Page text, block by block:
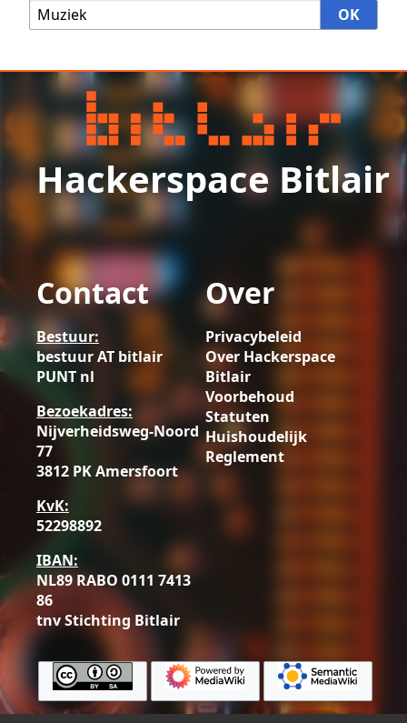
Hackerspace Bitlair
Contact
Bestuur:
bestuur AT bitlair
PUNT nl
Bezoekadres:
Nijverheidsweg-Noord
77
3812 PK Amersfoort
KvK:
52298892
IBAN:
NL89 RABO 0111 7413
86
tnv Stichting Bitlair
Over
Privacybeleid
Over Hackerspace
Bitlair
Voorbehoud
Statuten
Huishoudelijk
Reglement